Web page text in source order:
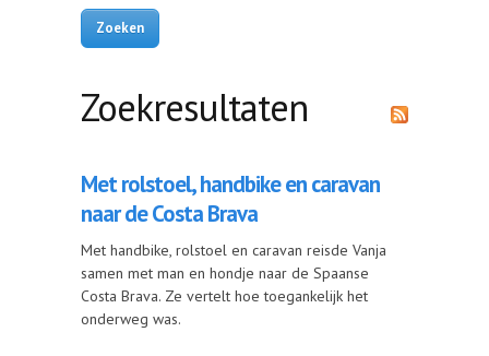
Zoekresultaten
Met rolstoel, handbike en caravan
naar de Costa Brava
Met handbike, rolstoel en caravan reisde Vanja
samen met man en hondje naar de Spaanse
Costa Brava. Ze vertelt hoe toegankelijk het
onderweg was.